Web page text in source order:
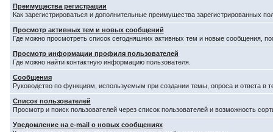
Преимущества регистрации
Как зарегистрироваться и дополнительные преимущества зарегистрированных
Просмотр активных тем и новых сообщений
Где можно просмотреть список сегодняшних активных тем и новые сообщения,
Просмотр информации профиля пользователей
Где можно найти контактную информацию пользователя.
Сообщения
Руководство по функциям, используемым при создании темы, опроса и ответа в
Список пользователей
Просмотр и поиск пользователей через список пользователей и возможность
Уведомление на e-mail о новых сообщениях